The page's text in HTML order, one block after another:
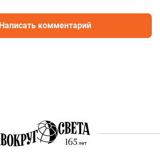
Написать комментарий